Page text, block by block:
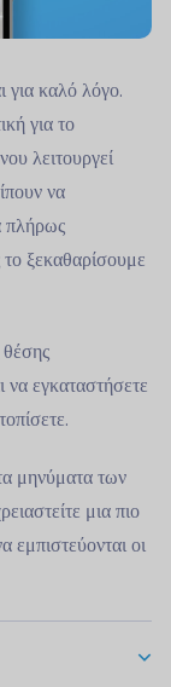
για καλό λόγο.
για το
λειτουργεί
να
πλήρως
ξεκαθαρίσουμε
θέσης
να εγκαταστήσετε
μηνύματα των
μια πιο
οι